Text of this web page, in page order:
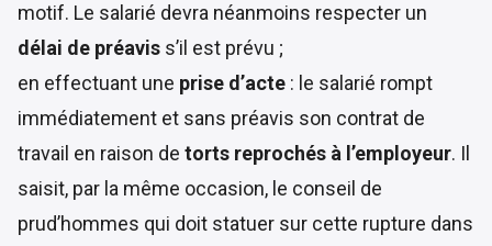
motif. Le salarié devra néanmoins respecter un
délai de préavis s’il est prévu ;
en effectuant une prise d’acte : le salarié rompt
immédiatement et sans préavis son contrat de
travail en raison de torts reprochés à l’employeur. Il
saisit, par la même occasion, le conseil de
prud’hommes qui doit statuer sur cette rupture dans